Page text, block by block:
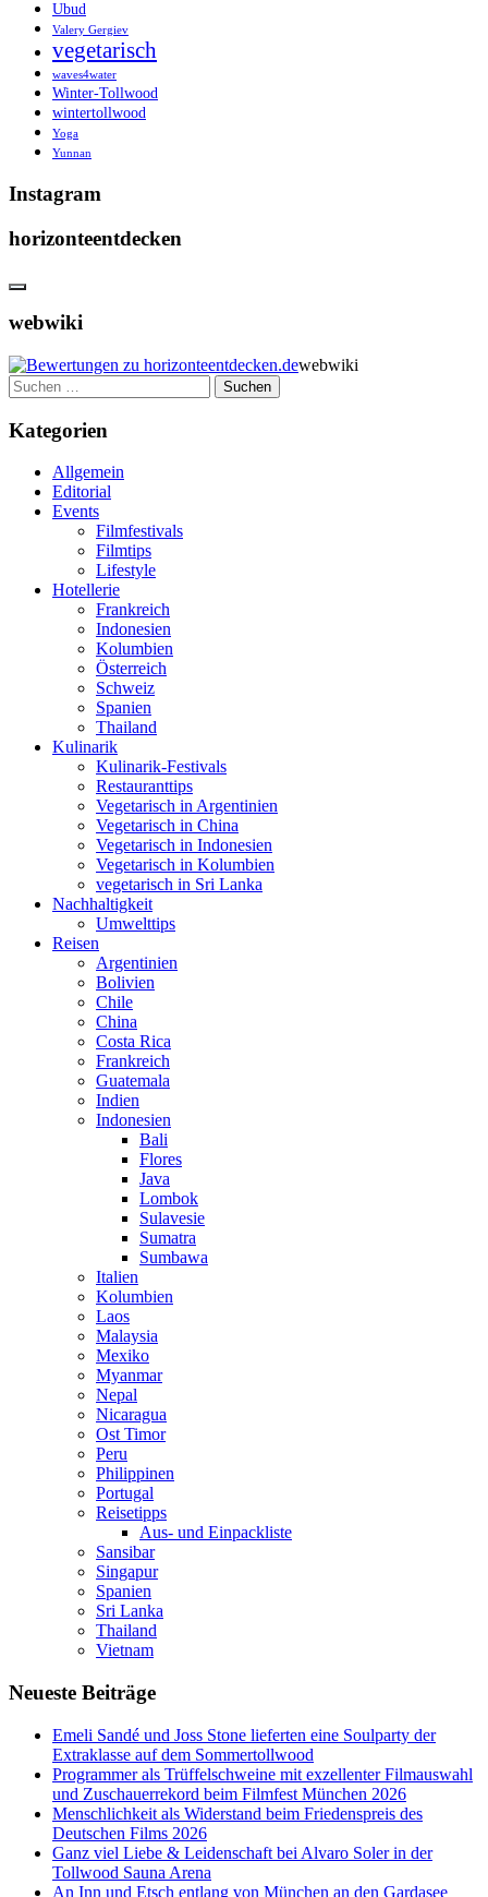
Ubud
Valery Gergiev
vegetarisch
waves4water
Winter-Tollwood
wintertollwood
Yoga
Yunnan
Instagram
horizonteentdecken
webwiki
webwiki
Suchen
nach:
Kategorien
Allgemein
Editorial
Events
Filmfestivals
Filmtips
Lifestyle
Hotellerie
Frankreich
Indonesien
Kolumbien
Österreich
Schweiz
Spanien
Thailand
Kulinarik
Kulinarik-Festivals
Restauranttips
Vegetarisch in Argentinien
Vegetarisch in China
Vegetarisch in Indonesien
Vegetarisch in Kolumbien
vegetarisch in Sri Lanka
Nachhaltigkeit
Umwelttips
Reisen
Argentinien
Bolivien
Chile
China
Costa Rica
Frankreich
Guatemala
Indien
Indonesien
Bali
Flores
Java
Lombok
Sulavesie
Sumatra
Sumbawa
Italien
Kolumbien
Laos
Malaysia
Mexiko
Myanmar
Nepal
Nicaragua
Ost Timor
Peru
Philippinen
Portugal
Reisetipps
Aus- und Einpackliste
Sansibar
Singapur
Spanien
Sri Lanka
Thailand
Vietnam
Neueste Beiträge
Emeli Sandé und Joss Stone lieferten eine Soulparty der
Extraklasse auf dem Sommertollwood
Programmer als Trüffelschweine mit exzellenter Filmauswahl
und Zuschauerrekord beim Filmfest München 2026
Menschlichkeit als Widerstand beim Friedenspreis des
Deutschen Films 2026
Ganz viel Liebe & Leidenschaft bei Alvaro Soler in der
Tollwood Sauna Arena
An Inn und Etsch entlang von München an den Gardasee